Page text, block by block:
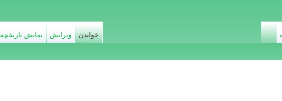
نمایش تاریخچه ویرایش خواندن